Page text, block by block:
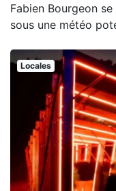
Fabien Bourgeon
sous une météo
Locales